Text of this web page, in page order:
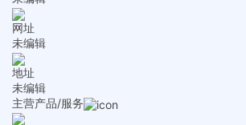
网址
未编辑
地址
未编辑
主营产品/服务